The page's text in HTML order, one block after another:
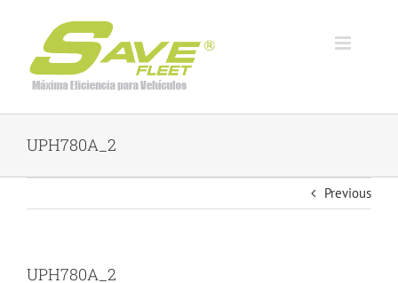
content
UPH780A_2
Previous
UPH780A_2